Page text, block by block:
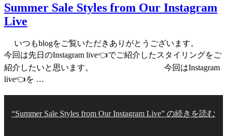
Summer Sale Styles from Our Instagram
Live
いつもblogをご覧いただきありがとうございます。
今回は先日のInstagram live👈でご紹介したスタイリングをご
紹介したいと思います。 今回はInstagram
live👈を …
“Summer Sale Styles from Our Instagram Live” の続きを読む